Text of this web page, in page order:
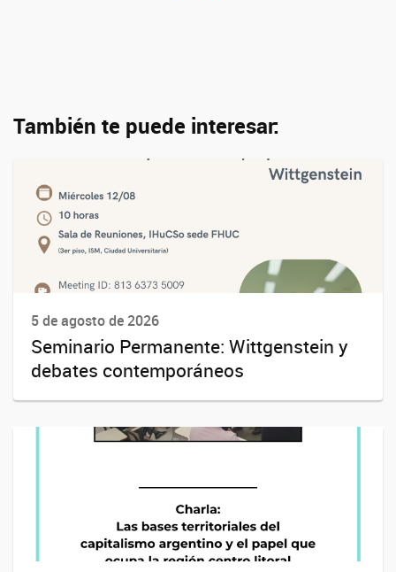
También te puede interesar:
5 de agosto de 2026
Seminario Permanente: Wittgenstein y
debates contemporáneos